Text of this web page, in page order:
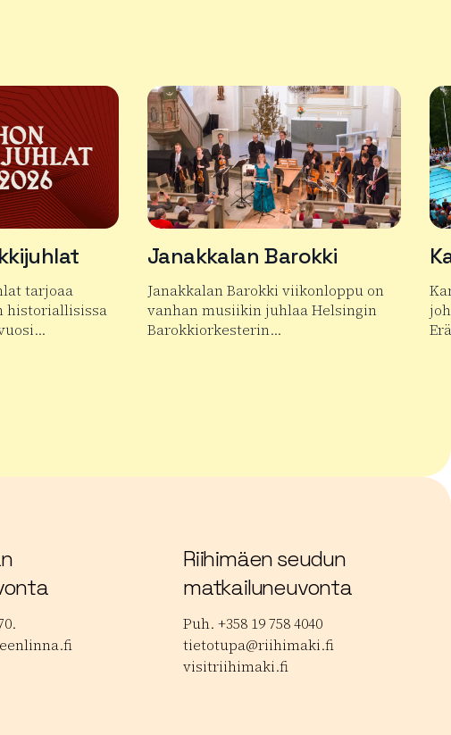
tarjoaa
historiallisissa
Janakkalan Barokki
Janakkalan Barokki viikonloppu on
vanhan musiikin juhlaa Helsingin
Barokkiorkesterin…
Riihimäen seudun
matkailuneuvonta
Puh. +358 19 758 4040
tietotupa@riihimaki.fi
visitriihimaki.fi